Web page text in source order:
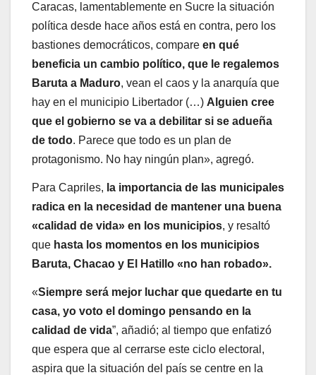
Caracas, lamentablemente en Sucre la situación
política desde hace años está en contra, pero los
bastiones democráticos, compare en qué
beneficia un cambio político, que le regalemos
Baruta a Maduro, vean el caos y la anarquía que
hay en el municipio Libertador (…) Alguien cree
que el gobierno se va a debilitar si se adueña
de todo. Parece que todo es un plan de
protagonismo. No hay ningún plan», agregó.
Para Capriles, la importancia de las municipales
radica en la necesidad de mantener una buena
«calidad de vida» en los municipios, y resaltó
que hasta los momentos en los municipios
Baruta, Chacao y El Hatillo «no han robado».
«Siempre será mejor luchar que quedarte en tu
casa, yo voto el domingo pensando en la
calidad de vida”, añadió; al tiempo que enfatizó
que espera que al cerrarse este ciclo electoral,
aspira que la situación del país se centre en la